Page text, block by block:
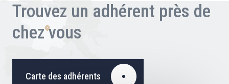
Trouvez un adhérent près de
chez vous
Carte des adhérents